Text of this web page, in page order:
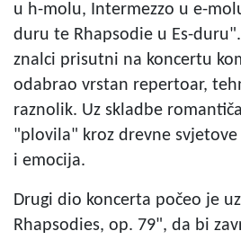
u h-molu, Intermezzo u e-
duru te Rhapsodie u Es-
znalci prisutni na koncertu
odabrao vrstan repertoar,
raznolik. Uz skladbe
"plovila" kroz drevne
i emocija.
Drugi dio koncerta počeo je
Rhapsodies, op. 79", da bi